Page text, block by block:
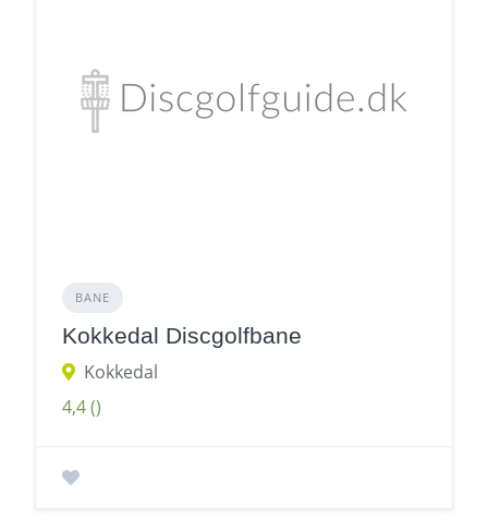
BANE
Kokkedal Discgolfbane
Kokkedal
4,4()